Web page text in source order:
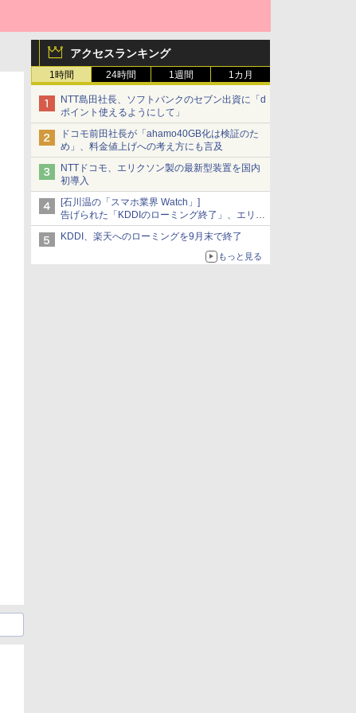
アクセスランキング
1時間 24時間 1週間 1カ月
NTT島田社長、ソフトバンクのセブン出資に「d
ポイント使えるようにして」
ドコモ前田社長が「ahamo40GB化は検証のた
め」、料金値上げへの考え方にも言及
NTTドコモ、エリクソン製の最新型装置を国内
初導入
[石川温の「スマホ業界 Watch」]
告げられた「KDDIのローミング終了」、エリア
マップの落とし穴と楽天モバイルの課題
KDDI、楽天へのローミングを9月末で終了
もっと見る